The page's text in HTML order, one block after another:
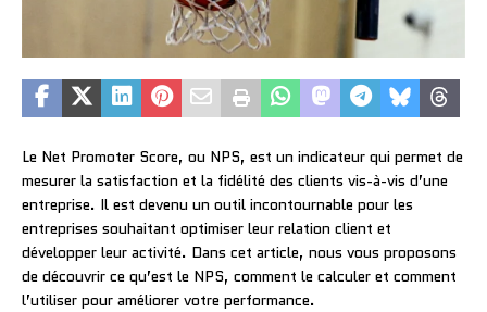
Le Net Promoter Score, ou NPS, est un indicateur qui permet de
mesurer la satisfaction et la fidélité des clients vis-à-vis d’une
entreprise. Il est devenu un outil incontournable pour les
entreprises souhaitant optimiser leur relation client et
développer leur activité. Dans cet article, nous vous proposons
de découvrir ce qu’est le NPS, comment le calculer et comment
l’utiliser pour améliorer votre performance.